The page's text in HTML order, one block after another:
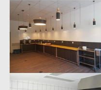
Show larger version
Show larger version